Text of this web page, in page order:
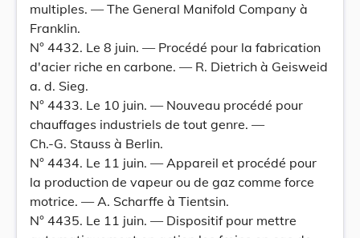
multiples. — The General Manifold Company à
Franklin.
N° 4432. Le 8 juin. — Procédé pour la fabrication
d'acier riche en carbone. — R. Dietrich à Geisweid
a. d. Sieg.
N° 4433. Le 10 juin. — Nouveau procédé pour
chauffages industriels de tout genre. —
Ch.-G. Stauss à Berlin.
N° 4434. Le 11 juin. — Appareil et procédé pour
la production de vapeur ou de gaz comme force
motrice. — A. Scharffe à Tientsin.
N° 4435. Le 11 juin. — Dispositif pour mettre